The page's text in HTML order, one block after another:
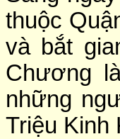
thuộc
và bắt
Chương
những
Triệu Kinh